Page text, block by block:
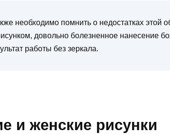
необходимо помнить о недостатках этой
довольно болезненное нанесение
работы без зеркала.
и женские рисунки